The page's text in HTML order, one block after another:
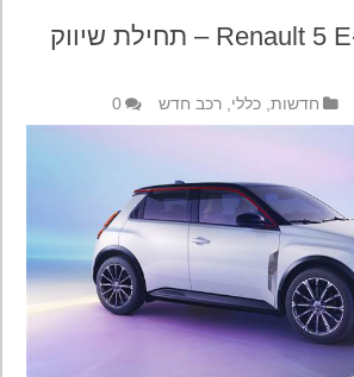
Renault 5 E-Tech Electric – תחילת שיווק
חדשות,כללי,רכב חדש 0